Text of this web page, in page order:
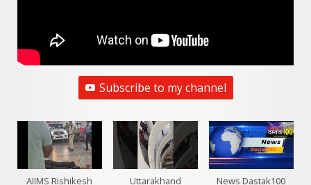
Subscribe to my channel
AIIMS Rishikesh
Uttarakhand
News Dastak100